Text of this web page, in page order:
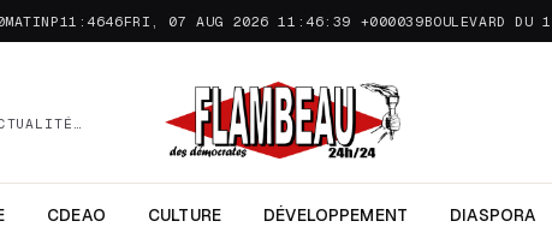
07 AUG 2026 11:46:39 +000039BOULEVARD DU
CDEAO CULTURE DÉVELOPPEMENT DIASPORA